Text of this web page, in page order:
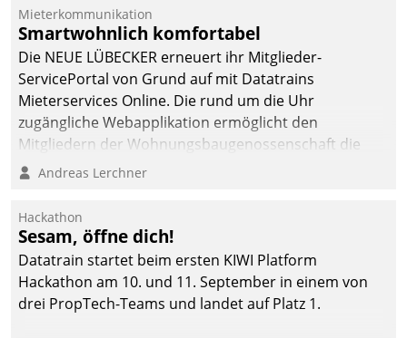
Datatrain ermöglicht
automatisiert ausgelöste,
zielgerichtete
Mieterbefragungen – eine
starke Grundlage für
intelligente,
Entscheidungen.
Mieterkommunikation
Smartwohnlich komfortabel
Die NEUE LÜBECKER erneuert ihr Mitglieder-
ServicePortal von Grund auf mit Datatrains
Mieterservices Online. Die rund um die Uhr
zugängliche Webapplikation ermöglicht den
Mitgliedern der Wohnungs­bau­genossenschaft die
Kontaktaufnahme per Smartphone, Tablet oder PC.
Andreas Lerchner
Hackathon
Sesam, öffne dich!
Datatrain startet beim ersten KIWI Platform
Hackathon am 10. und 11. September in einem von
drei PropTech-Teams und landet auf Platz 1.